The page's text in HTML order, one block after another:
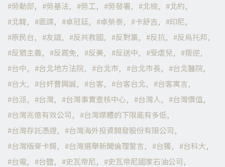
勞動部
勞基法 勞工 勞發署 北檢
北約
北韓
匪諜 卓冠廷 卓榮泰 卡舒吉
印尼
原民台
友誼 反共救國 反對黨 反抗
反烏托邦
反猶主義
反罷免 反美 反送中 受虐兒
叛逆
台中
台北地方法院 台北市 台北市長
台北醫院
台大
台奸曹興誠 台客 台客台北
台客寓言
台派
台灣 台灣事實查核中心 台灣人
台灣價值
台灣兆億有效公司
台灣媒體的下限能有多低
台灣存託憑證
台灣海外投資開發股份有限公司
台灣版麥卡錫
台灣選舉新聞倫理誓言 台獨
台科大
台電
台鹽 史瓦帝尼
史瓦帝尼國家石油公司